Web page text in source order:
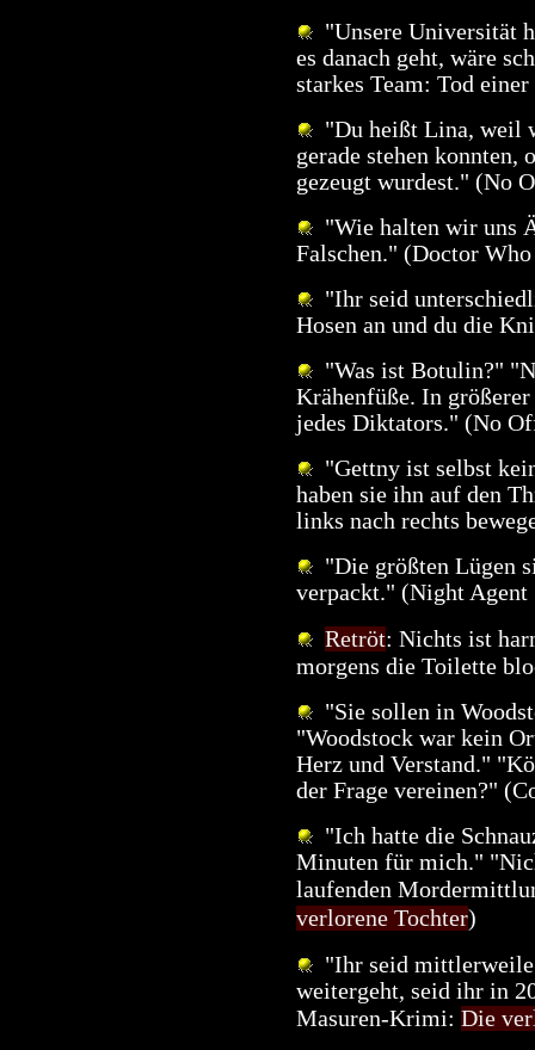
"Unsere Universität
es danach geht, wäre
starkes Team: Tod
"Du heißt Lina, weil
gerade stehen konnten,
gezeugt wurdest." (No
"Wie halten wir uns
Falschen." (Doctor
"Ihr seid
Hosen an und du die
"Was ist Botulin?"
Krähenfüße. In
jedes Diktators." (No
"Gettny ist selbst
haben sie ihn auf den
links nach rechts
"Die größten Lügen
verpackt." (Night Agent
Retröt: Nichts ist
morgens die Toilette
"Sie sollen in
"Woodstock war kein
Herz und Verstand."
der Frage vereinen?"
"Ich hatte die
Minuten für mich."
laufenden
verlorene Tochter)
"Ihr seid mittlerweile
weitergeht, seid ihr in
Masuren-Krimi: Die